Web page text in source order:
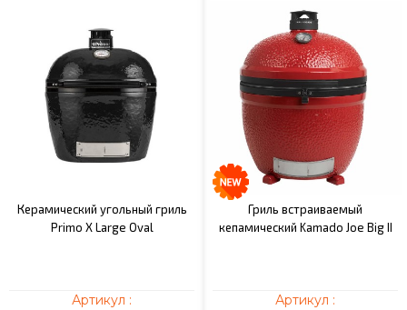
Керамический угольный гриль
Primo X Large Oval
Артикул :
Гриль встраиваемый
кепамический Kamado Joe Big II
Артикул :